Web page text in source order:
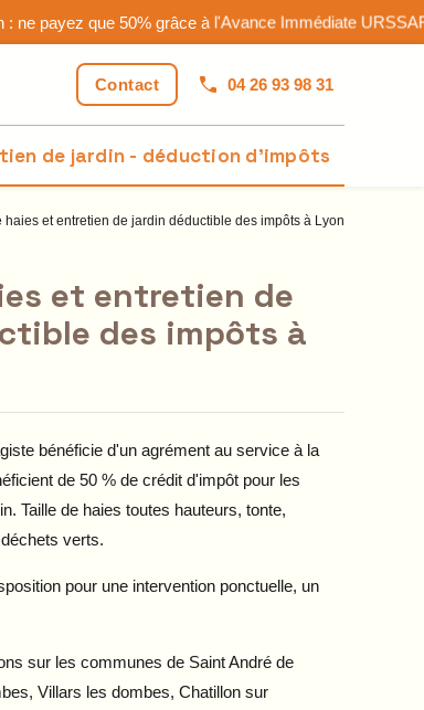
Contact 04 26 93 98 31
de jardin - déduction d'impôts
haies et entretien de jardin déductible des impôts à Lyon
et entretien de
des impôts à
bénéficie d'un agrément au service à la
de 50 % de crédit d'impôt pour les
Taille de haies toutes hauteurs, tonte,
verts.
pour une intervention ponctuelle, un
sur les communes de Saint André de
Villars les dombes, Chatillon sur